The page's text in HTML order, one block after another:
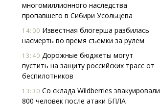
многомиллионного наследства
пропавшего в Сибири Усольцева
14:00 Известная блогерша разбилась
насмерть во время съемки за рулем
13:40 Дорожные бюджеты могут
пустить на защиту российских трасс от
беспилотников
13:30 Со склада Wildberries эвакуировали
800 человек после атаки БПЛА